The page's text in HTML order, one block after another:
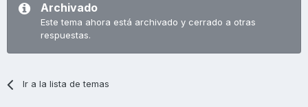
Archivado
Este tema ahora está archivado y cerrado a otras
respuestas.
Ir a la lista de temas